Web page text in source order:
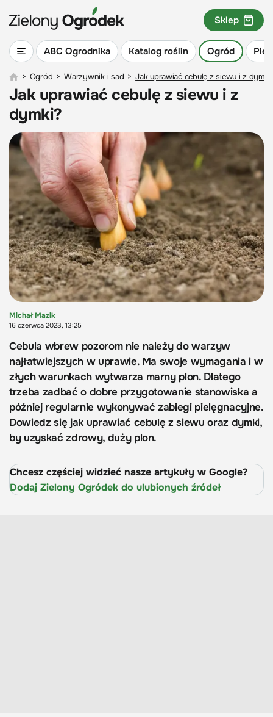
ABC Ogrodnika Katalog roślin Ogród
Sklep
> Ogród > Warzywnik i sad > Jak uprawiać cebulę z siewu i z
Jak uprawiać cebulę z siewu i z
dymki?
Michał Mazik
16 czerwca 2023, 13:25
Cebula wbrew pozorom nie należy do warzyw
najłatwiejszych w uprawie. Ma swoje wymagania i w
złych warunkach wytwarza marny plon. Dlatego
trzeba zadbać o dobre przygotowanie stanowiska a
później regularnie wykonywać zabiegi pielęgnacyjne.
Dowiedz się jak uprawiać cebulę z siewu oraz dymki,
by uzyskać zdrowy, duży plon.
Chcesz częściej widzieć nasze artykuły w Google?
Dodaj Zielony Ogródek do ulubionych źródeł